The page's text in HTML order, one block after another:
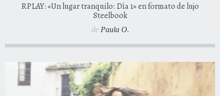
RPLAY: «Un lugar tranquilo: Día 1» en formato de lujo
Steelbook
de Paula O.